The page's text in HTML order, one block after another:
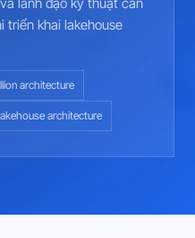
triển khai lakehouse
architecture
architecture